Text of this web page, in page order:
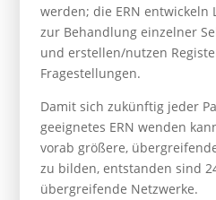
werden; die ERN
zur Behandlung einzelner
und erstellen/nutzen
Fragestellungen.
Damit sich zukünftig jeder
geeignetes ERN wenden
vorab größere,
zu bilden, entstanden sind
übergreifende Netzwerke.